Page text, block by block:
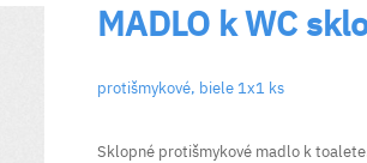
MADLO k WC
protišmykové, biele 1x1 ks
Sklopné protišmykové madlo k